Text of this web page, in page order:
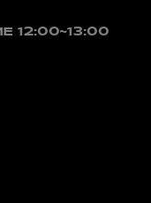
12:00~13:00